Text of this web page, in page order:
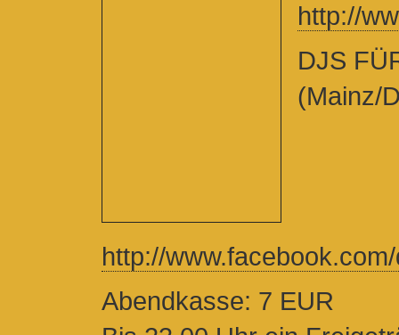
http://
DJS
(Mainz/
http://
Abendkasse: 7 EUR